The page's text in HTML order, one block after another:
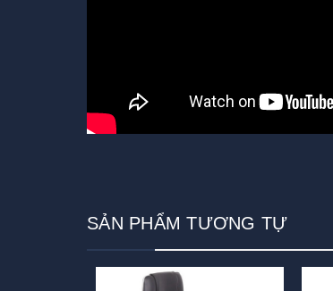
SẢN PHẨM TƯƠNG TỰ